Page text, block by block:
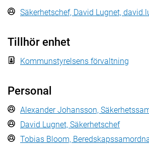
Säkerhetschef, David Lugnet,
Tillhör enhet
Kommunstyrelsens förvaltning
Personal
Alexander Johansson,
David Lugnet, Säkerhetschef
Tobias Bloom,